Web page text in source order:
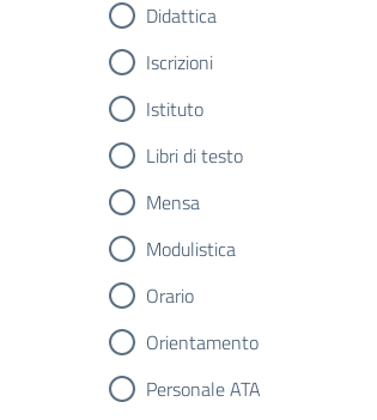
Didattica
Iscrizioni
Istituto
Libri di testo
Mensa
Modulistica
Orario
Orientamento
Personale ATA